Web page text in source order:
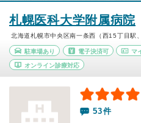
札幌医科大学附属病院
北海道札幌市中央区南一条西（西15丁目駅
駐車場あり 電子決済可 マ
オンライン診療対応
53件